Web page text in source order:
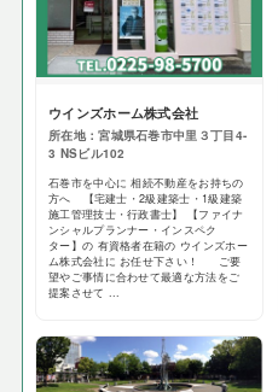
ウインズホーム株式会社
所在地：宮城県石巻市中里３丁目4-
3 NSビル102
石巻市を中心に 相続不動産をお持ちの
方へ 【宅建士・2級建築士・1級建築
施工管理技士・行政書士】 【ファイナ
ンシャルプランナー・インスペク
ター】の 有資格者在籍の ウインズホー
ム株式会社に お任せ下さい！ ご要
望やご事情に合わせて最適な方法をご
提案させて ...